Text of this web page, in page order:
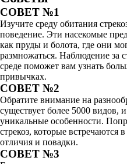
СОВЕТ №1
Изучите среду обитания
поведение. Эти насекомые
как пруды и болота, где они
размножаться. Наблюдение за
среде поможет вам узнать
привычках.
СОВЕТ №2
Обратите внимание на
существует более 5000 видов,
уникальные особенности.
стрекоз, которые встречаются
отличия и повадки.
СОВЕТ №3